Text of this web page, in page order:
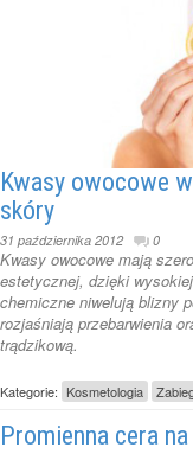
Kwasy owocowe
skóry
31 października 2012 0
Kwasy owocowe mają
estetycznej, dzięki
chemiczne niwelują blizny
rozjaśniają przebarwienia
trądzikową.
Kategorie: Kosmetologia
Promienna cera